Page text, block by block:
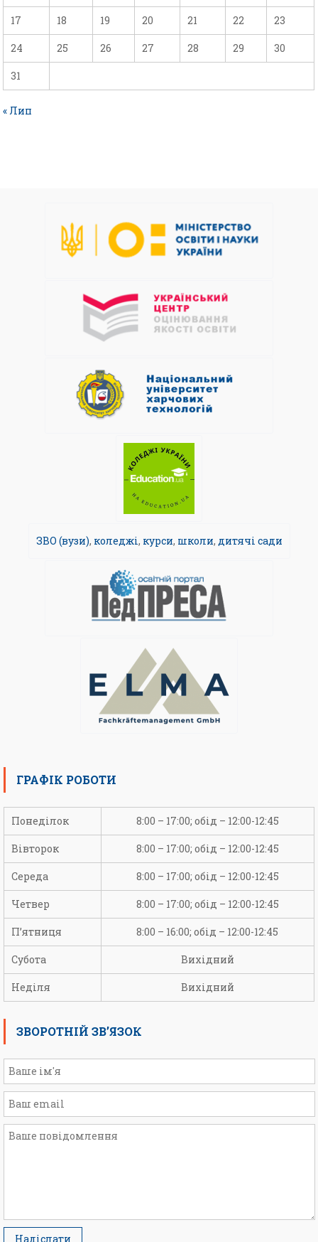
17 18 19 20 21 22 23
24 25 26 27 28 29 30
31
« Лип
ЗВО (вузи), коледжі, курси, школи, дитячі сади
ГРАФІК РОБОТИ
Понеділок 8:00 – 17:00; обід – 12:00-12:45
Вівторок 8:00 – 17:00; обід – 12:00-12:45
Середа 8:00 – 17:00; обід – 12:00-12:45
Четвер 8:00 – 17:00; обід – 12:00-12:45
П’ятниця 8:00 – 16:00; обід – 12:00-12:45
Субота Вихідний
Неділя Вихідний
ЗВОРОТНІЙ ЗВ’ЯЗОК